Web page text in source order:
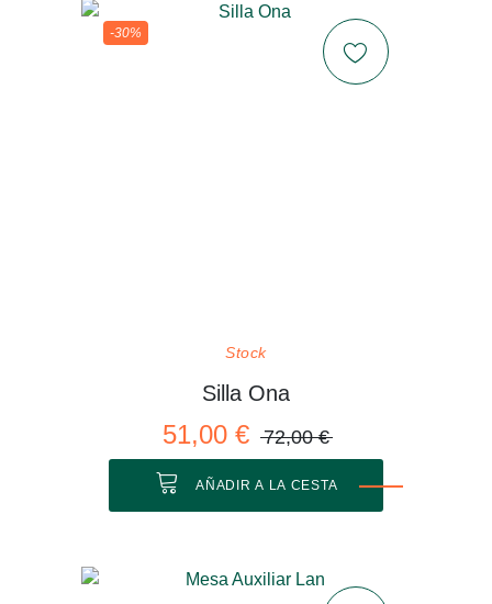
-30%
Stock
Silla Ona
51,00 € 72,00 €
AÑADIR A LA CESTA